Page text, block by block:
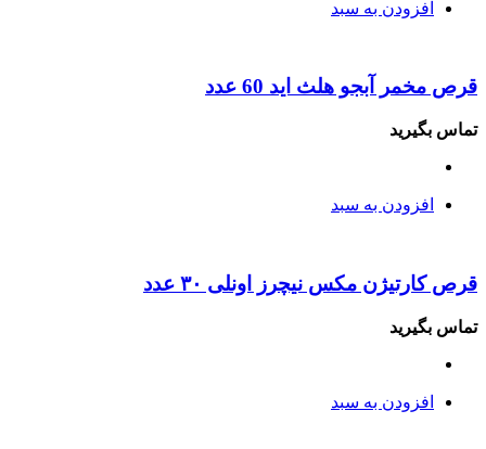
افزودن به سبد
قرص مخمر آبجو هلث اید 60 عدد
تماس بگیرید
افزودن به سبد
قرص کارتیژن مکس نیچرز اونلی ۳۰ عدد
تماس بگیرید
افزودن به سبد